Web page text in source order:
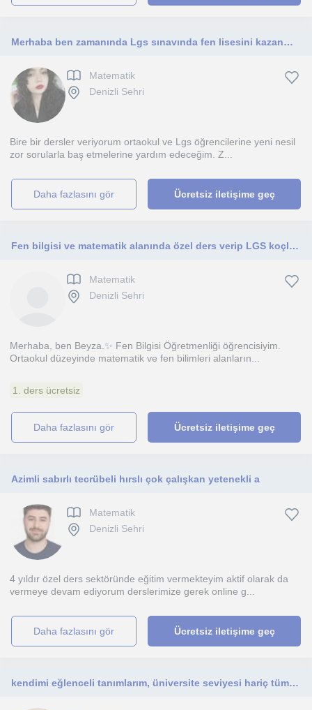
Merhaba ben zamanında Lgs sınavında fen lisesini kazanmış bir üniversite öğrencisiyim.
Matematik
Denizli Sehri
Bire bir dersler veriyorum ortaokul ve Lgs öğrencilerine yeni nesil
zor sorularla baş etmelerine yardım edeceğim. Z...
daha fazlasını gör Ücretsiz iletişime geç
Fen bilgisi ve matematik alanında özel ders verip LGS koçluğu yapıyorum
Matematik
Denizli Sehri
Merhaba, ben Beyza.✨ Fen Bilgisi Öğretmenliği öğrencisiyim.
Ortaokul düzeyinde matematik ve fen bilimleri alanların...
1. ders ücretsiz
daha fazlasını gör Ücretsiz iletişime geç
Azimli sabırlı tecrübeli hırslı çok çalışkan yetenekli a
Matematik
Denizli Sehri
4 yıldır özel ders sektöründe eğitim vermekteyim aktif olarak da
vermeye devam ediyorum derslerimize gerek online g...
daha fazlasını gör Ücretsiz iletişime geç
kendimi eğlenceli tanımlarım, üniversite seviyesi hariç tüm matematik bilgilerine açığım